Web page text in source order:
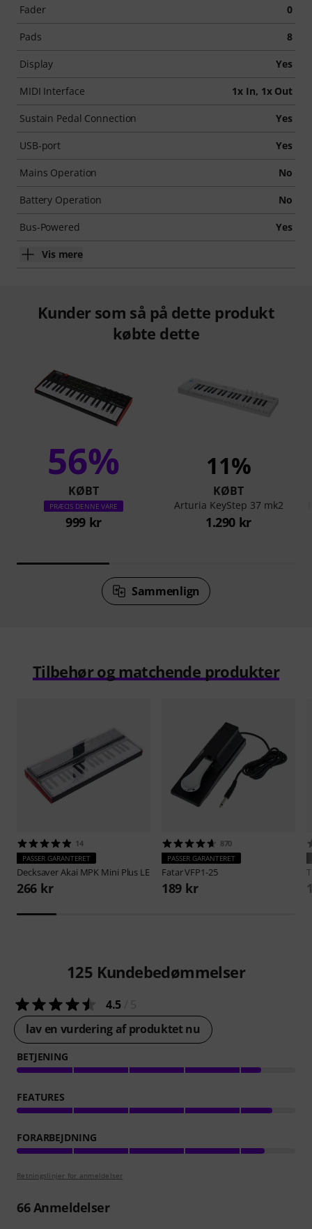
Fader 0
Pads 8
Display Yes
MIDI Interface 1x In, 1x Out
Sustain Pedal Connection Yes
USB-port Yes
Mains Operation No
Battery Operation No
Bus-Powered Yes
Vis mere
Kunder som så på dette produkt
købte dette
56%
KØBT
PRÆCIS DENNE VARE
999 kr
11%
KØBT
Arturia KeyStep 37 mk2
1.290 kr
Sammenlign
Tilbehør og matchende produkter
14
PASSER GARANTERET
DecksaverAkai MPK Mini Plus LE
266 kr
870
PASSER GARANTERET
FatarVFP1-25
189 kr
125 Kundebedømmelser
4.5
lav en vurdering af produktet nu
BETJENING
FEATURES
FORARBEJDNING
Retningslinjer for anmeldelser
66Anmeldelser